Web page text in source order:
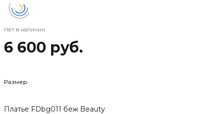
Нет в наличии
6 600 руб.
Размер
Платье FDbg011 беж Beauty